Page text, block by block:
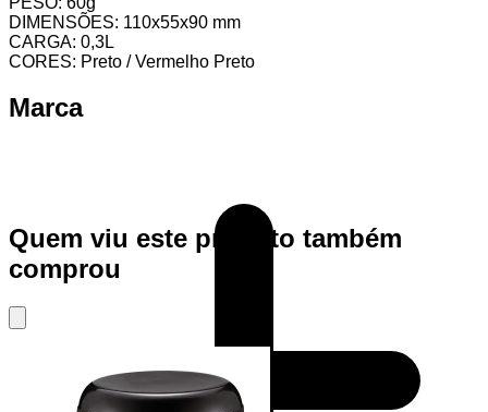
DIMENSÕES: 110x55x90 mm
CARGA: 0,3L
CORES: Preto / Vermelho Preto
Marca
Quem viu este produto também
comprou